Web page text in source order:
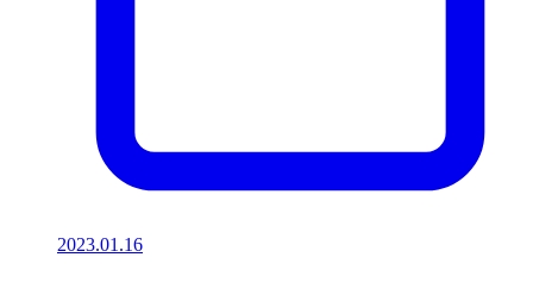
2023.01.16